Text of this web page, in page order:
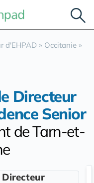
d'EHPAD » Occitanie »
Directeur
Senior
de Tarn-et-
Directeur